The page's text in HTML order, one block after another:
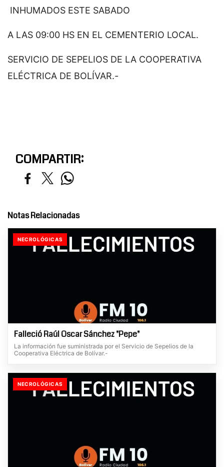
INHUMADOS ESTE SABADO
A LAS 09:00 HS EN EL CEMENTERIO LOCAL.
SERVICIO DE SEPELIOS DE LA COOPERATIVA
ELÉCTRICA DE BOLÍVAR.-
COMPARTIR:
Notas Relacionadas
NECROLÓGICAS
Falleció Raúl Oscar Sánchez "Pepe"
La información fue suministrada por el Servicio de Sepelios de la
Cooperativa Eléctrica de Bolívar.-
NECROLÓGICAS